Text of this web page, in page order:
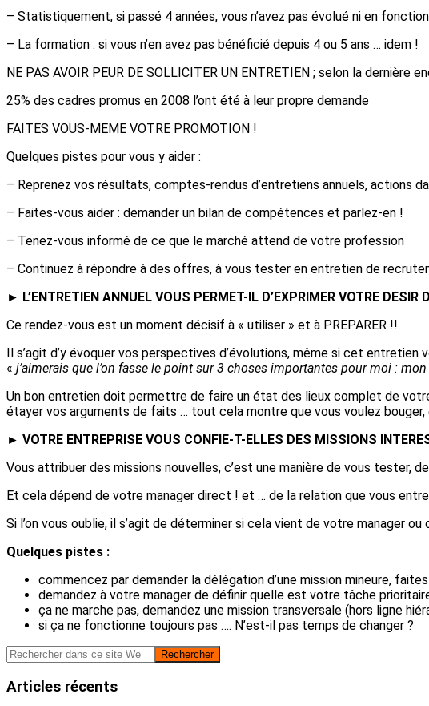
– Statistiquement, si passé 4 années, vous n’avez pas évolué ni en
– La formation : si vous n’en avez pas bénéficié depuis 4 ou 5 ans … idem !
NE PAS AVOIR PEUR DE SOLLICITER UN ENTRETIEN ; selon la
25% des cadres promus en 2008 l’ont été à leur propre demande
FAITES VOUS-MEME VOTRE PROMOTION !
Quelques pistes pour vous y aider :
– Reprenez vos résultats, comptes-rendus d’entretiens annuels, actions
– Faites-vous aider : demander un bilan de compétences et parlez-en !
– Tenez-vous informé de ce que le marché attend de votre profession
– Continuez à répondre à des offres, à vous tester en entretien de
► L’ENTRETIEN ANNUEL VOUS PERMET-IL D’EXPRIMER VOTRE DESIR
Ce rendez-vous est un moment décisif à « utiliser » et à PREPARER !!
Il s’agit d’y évoquer vos perspectives d’évolutions, même si cet entretien
« j’aimerais que l’on fasse le point sur 3 choses importantes pour moi :
Un bon entretien doit permettre de faire un état des lieux complet de
étayer vos arguments de faits … tout cela montre que vous voulez bouger,
► VOTRE ENTREPRISE VOUS CONFIE-T-ELLES DES MISSIONS
Vous attribuer des missions nouvelles, c’est une manière de vous tester,
Et cela dépend de votre manager direct ! et … de la relation que vous
Si l’on vous oublie, il s’agit de déterminer si cela vient de votre manager
Quelques pistes :
commencez par demander la délégation d’une mission mineure,
demandez à votre manager de définir quelle est votre tâche
ça ne marche pas, demandez une mission transversale (hors ligne
si ça ne fonctionne toujours pas …. N’est-il pas temps de changer ?
Barre
latérale
Rechercher
dans
ce
Articles récents